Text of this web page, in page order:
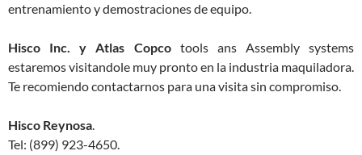
entrenamiento y demostraciones de equipo.
Hisco Inc. y Atlas Copcotools ans Assembly systems
estaremos visitandole muy pronto en la industria maquiladora.
Te recomiendo contactarnos para una visita sin compromiso.
Hisco Reynosa.
Tel: (899) 923-4650.